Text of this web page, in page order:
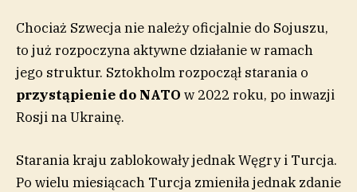
Chociaż Szwecja nie należy oficjalnie do Sojuszu,
to już rozpoczyna aktywne działanie w ramach
jego struktur. Sztokholm rozpoczął starania o
przystąpienie do NATO w 2022 roku, po inwazji
Rosji na Ukrainę.
Starania kraju zablokowały jednak Węgry i Turcja.
Po wielu miesiącach Turcja zmieniła jednak zdanie